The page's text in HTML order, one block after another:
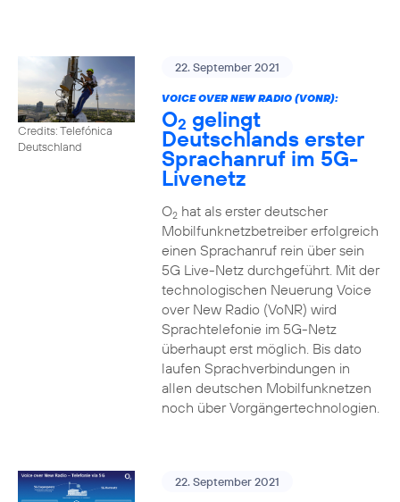
Credits: Telefónica
Deutschland
22. September 2021
VOICE OVER NEW RADIO (VONR):
O2 gelingt
Deutschlands erster
Sprachanruf im 5G-
Livenetz
O2hat als erster deutscher
Mobilfunknetzbetreiber erfolgreich
einen Sprachanruf rein über sein
5G Live-Netz durchgeführt. Mit der
technologischen Neuerung Voice
over New Radio (VoNR) wird
Sprachtelefonie im 5G-Netz
überhaupt erst möglich. Bis dato
laufen Sprachverbindungen in
allen deutschen Mobilfunknetzen
noch über Vorgängertechnologien.
22. September 2021